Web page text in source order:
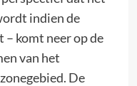
indien de
komt neer op de
van het
De